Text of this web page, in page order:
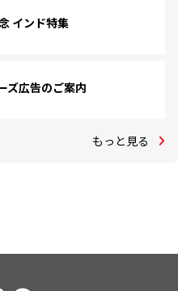
インド特集
ズ広告のご案内
もっと見る